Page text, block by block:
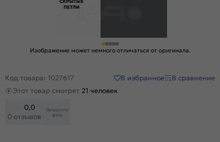
Изображение может немного отличаться от оригинала.
Код товара: 1027617 В избранное
В сравнение
Этот товар смотрят 21 человек
0,0
0 отзывов
Загрузить
фото